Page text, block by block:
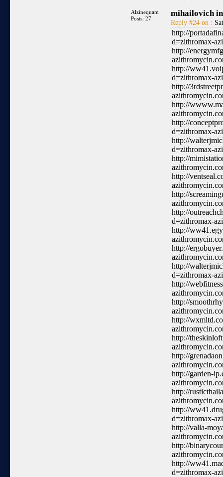
Alzinequam
Posts: 27
mihailovich
Reply #24 on :
http://
d=zithromax-
http://
http://
d=zithromax-
http://
http://
http://
d=zithromax-
http://
d=zithromax-
http://
http://
http://
http://
d=zithromax-
http://
http://
http://
d=zithromax-
http://
http://
http://
http://
http://
http://garden-
http://
http://
d=zithromax-
http://valla-
http://
http://
d=zithromax-